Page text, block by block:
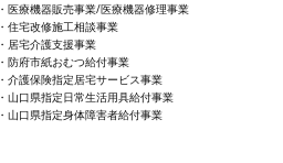
・医療機器販売事業/医療機器修理事業
・住宅改修施工相談事業
・居宅介護支援事業
・防府市紙おむつ給付事業
・​介護保険指定居宅サービス事業
・山口県指定日常生活用具給付事業
・山口県指定身体障害者給付事業